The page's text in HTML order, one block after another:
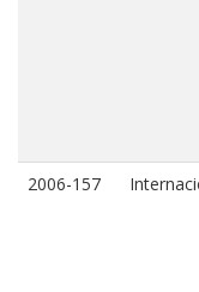
2006-157